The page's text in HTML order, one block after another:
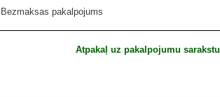
Bezmaksas pakalpojums
Atpakaļ uz pakalpojumu sarakstu